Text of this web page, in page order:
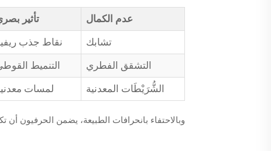
عدم الكمال تأثير
تشابك
نقاط جذب
التشقق الفطري
التنميط
الشُّرَيْطَات المعدنية
لمسات
وبالاحتفاء بانحرافات الطبيعة، يضمن الحرفيون